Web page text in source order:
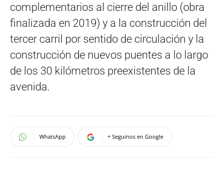
complementarios al cierre del anillo (obra
finalizada en 2019) y a la construcción del
tercer carril por sentido de circulación y la
construcción de nuevos puentes a lo largo
de los 30 kilómetros preexistentes de la
avenida.
WhatsApp + Seguinos en Google